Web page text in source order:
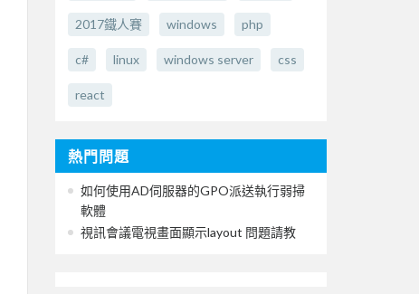
2017鐵人賽 windows php
c# linux windows server css
react
熱門問題
如何使用AD伺服器的GPO派送執行弱掃
軟體
視訊會議電視畫面顯示layout 問題請教